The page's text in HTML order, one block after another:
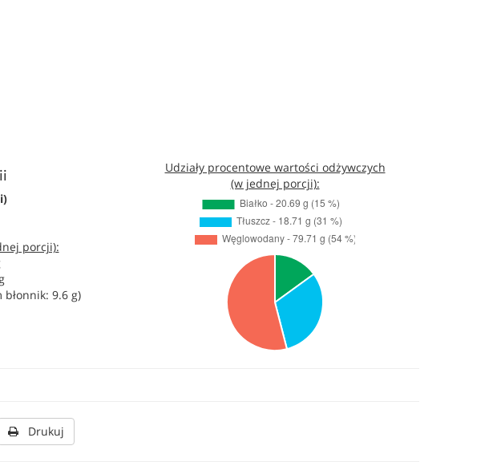
porcji):
9.6 g)
Udziały procentowe wartości odżywczych
(w jednej porcji):
Drukuj